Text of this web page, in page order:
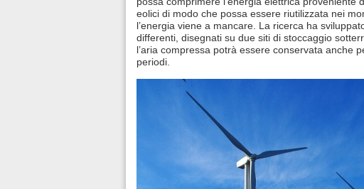
eolici di modo che possa essere riutilizzata nei
l’energia viene a mancare. La ricerca ha
differenti, disegnati su due siti di stoccaggio
l’aria compressa potrà essere conservata anche
periodi.